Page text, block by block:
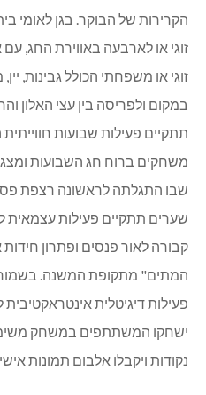
הקרירות של הבוקר. בגן לאומי
זוגי או לארבעה באווירת החג,
זוגי או משפחתי הכולל גבינות,
במקום ולפריסה בין עצי האלון
תתקיים פעילות שבועות
משחקים ברוח חג השבועות
שבו התגלתה לראשונה רצפת
שערים תתקיים פעילות
קבורה לאור פנסים ופתרון חידות
המתים" מתקופת המשנה.
פעילות דיגיטלית
ישחקו המשתתפים במשחק
נקודות ויקבלו אלבום תמונות